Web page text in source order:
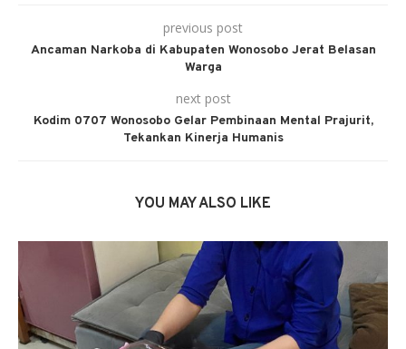
previous post
Ancaman Narkoba di Kabupaten Wonosobo Jerat Belasan
Warga
next post
Kodim 0707 Wonosobo Gelar Pembinaan Mental Prajurit,
Tekankan Kinerja Humanis
YOU MAY ALSO LIKE